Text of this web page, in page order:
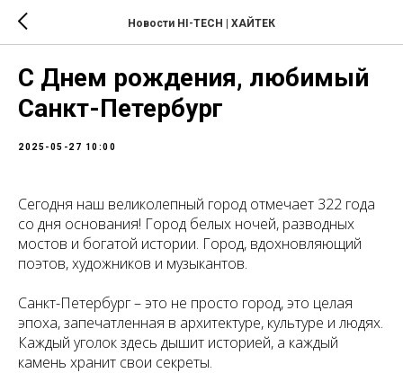
Новости HI-TECH | ХАЙТЕК
С Днем рождения, любимый
Санкт-Петербург
2025-05-27 10:00
Сегодня наш великолепный город отмечает 322 года
со дня основания! Город белых ночей, разводных
мостов и богатой истории. Город, вдохновляющий
поэтов, художников и музыкантов.
Санкт-Петербург – это не просто город, это целая
эпоха, запечатленная в архитектуре, культуре и людях.
Каждый уголок здесь дышит историей, а каждый
камень хранит свои секреты.